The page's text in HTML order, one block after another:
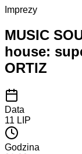
Imprezy
MUSIC
house:
ORTIZ
Data
11 LIP
Godzina